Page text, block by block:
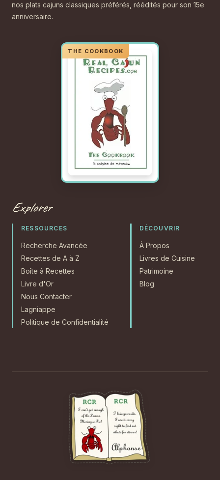
nos plats cajuns classiques préférés, réédités pour son 15e
anniversaire.
Explorer
RESSOURCES
Recherche Avancée
Recettes de A à Z
Boîte à Recettes
Livre d'Or
Nous Contacter
Lagniappe
Politique de Confidentialité
DÉCOUVRIR
À Propos
Livres de Cuisine
Patrimoine
Blog